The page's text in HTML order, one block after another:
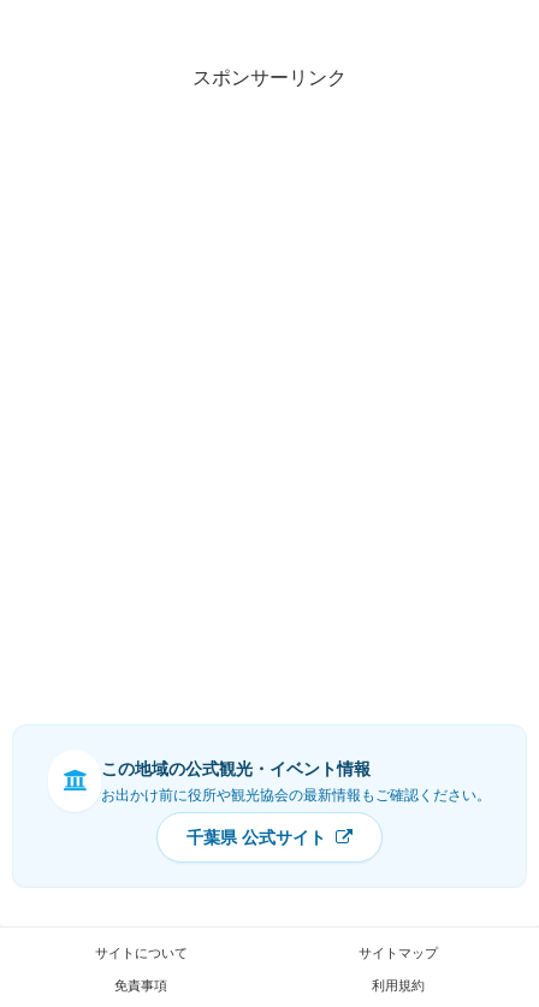
スポンサーリンク
この地域の公式観光・イベント情報
お出かけ前に役所や観光協会の最新情報もご確認ください。
千葉県 公式サイト
サイトについて サイトマップ
免責事項 利用規約